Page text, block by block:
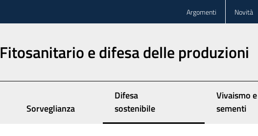
Argomenti Novità
Fitosanitario e difesa delle produzioni
Sorveglianza
Difesa
sostenibile
Vivaismo e
sementi